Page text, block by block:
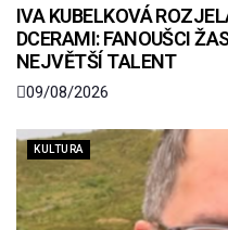
IVA KUBELKOVÁ
DCERAMI: FANOUŠCI
NEJVĚTŠÍ TALENT
09/08/2026
KULTURA